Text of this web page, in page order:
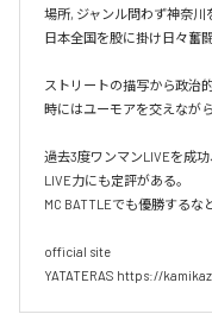
場所, ジャンル問わず神奈川
日本全国を股に掛け日々奮闘
ストリートの描写から政治
時にはユーモアを交えなが
過去3度ワンマンLIVEを成功
LIVE力にも定評がある。
MC BATTLEでも優勝するな
official site
YATATERAS https://